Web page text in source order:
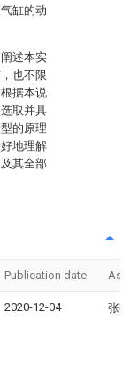
缸的动
述本实
也不限
据本说
取并具
的原理
地理解
其全部
Publication date
2020-12-04 张芬